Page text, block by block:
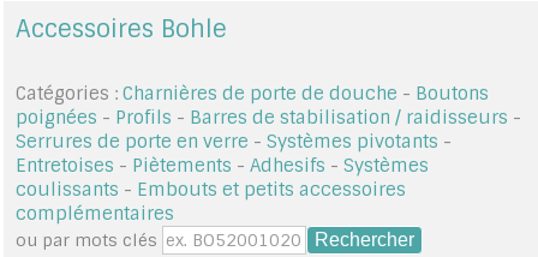
PRODUITS ET CATÉGORIE
DIAPORAMA PHOTOS
PAR MARQUES
MON PANIER
Accessoires Bohle
Catégories : Charnières de porte de douche - Boutons
poignées - Profils - Barres de stabilisation / raidisseurs -
Serrures de porte en verre - Systèmes pivotants -
Entretoises - Piètements - Adhesifs - Systèmes
coulissants - Embouts et petits accessoires
complémentaires
ou par mots clés